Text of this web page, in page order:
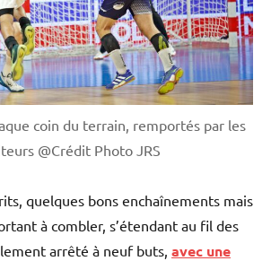
coin du terrain, remportés par les
@Crédit Photo JRS
quelques bons enchaînements mais
à combler, s’étendant au fil des
arrêté à neuf buts, avec une